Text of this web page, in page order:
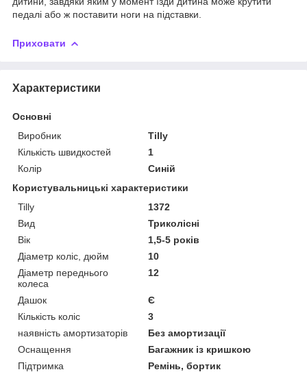
педалі або ж поставити ноги на підставки.
Приховати
Характеристики
Основні
Виробник
Tilly
Кількість швидкостей
1
Колір
Синій
Користувальницькі характеристики
Tilly
1372
Вид
Триколісні
Вік
1,5-5 років
Діаметр коліс, дюйм
10
Діаметр переднього
колеса
12
Дашок
Є
Кількість коліс
3
наявність амортизаторів
Без амортизації
Оснащення
Багажник із кришкою
Підтримка
Ремінь, бортик